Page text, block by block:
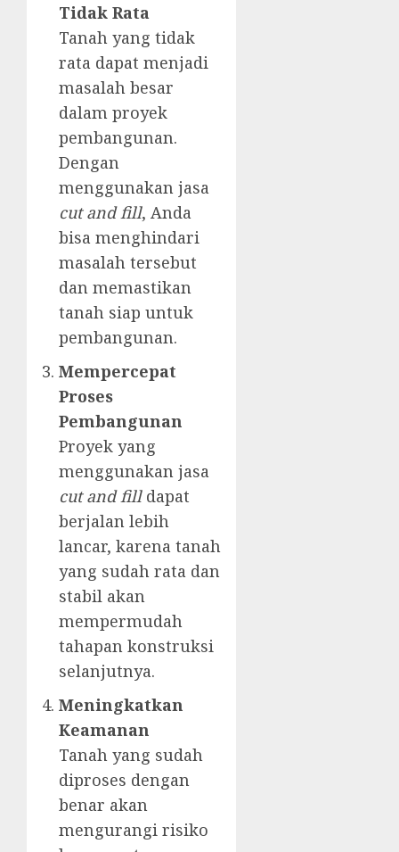
Tidak Rata
Tanah yang tidak
rata dapat menjadi
masalah besar
dalam proyek
pembangunan.
Dengan
menggunakan jasa
cut and fill, Anda
bisa menghindari
masalah tersebut
dan memastikan
tanah siap untuk
pembangunan.
Mempercepat
Proses
Pembangunan
Proyek yang
menggunakan jasa
cut and filldapat
berjalan lebih
lancar, karena tanah
yang sudah rata dan
stabil akan
mempermudah
tahapan konstruksi
selanjutnya.
Meningkatkan
Keamanan
Tanah yang sudah
diproses dengan
benar akan
mengurangi risiko